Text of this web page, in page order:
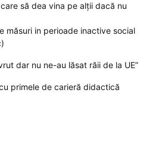
să dea vina pe alții dacă nu
măsuri in perioade inactive social
dar nu ne-au lăsat răii de la UE”
primele de carieră didactică